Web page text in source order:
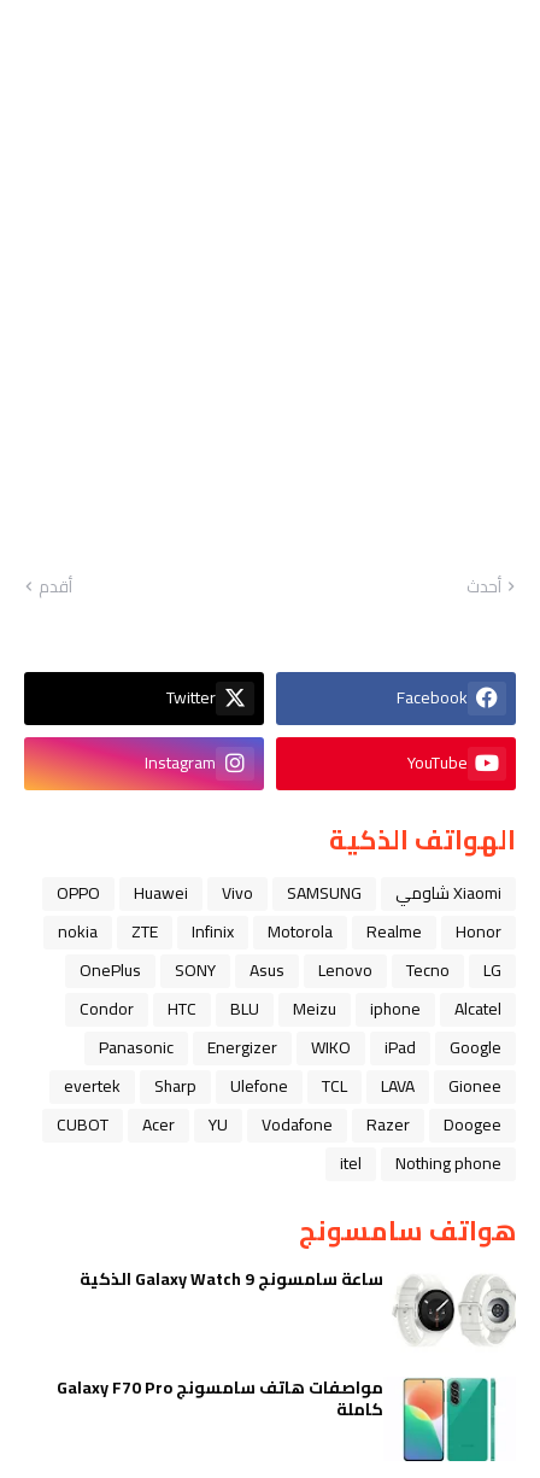
أحدث أقدم
Facebook
Twitter
YouTube
Instagram
الهواتف الذكية
Xiaomi شاومي SAMSUNG
Vivo
Huawei
OPPO
Honor
Realme
Motorola
Infinix
ZTE
nokia
LG
Tecno
Lenovo
Asus
SONY
OnePlus
Alcatel
iphone
Meizu
BLU
HTC
Condor
Google
iPad
WIKO
Energizer
Panasonic
Gionee
LAVA
TCL
Ulefone
Sharp
evertek
Doogee
Razer
Vodafone
YU
Acer
CUBOT
Nothing phone
itel
هواتف سامسونج
ساعة سامسونج Galaxy Watch 9 الذكية
مواصفات هاتف سامسونج Galaxy F70 Pro
كاملة